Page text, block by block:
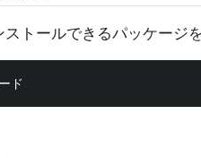
トールできるパッケージ